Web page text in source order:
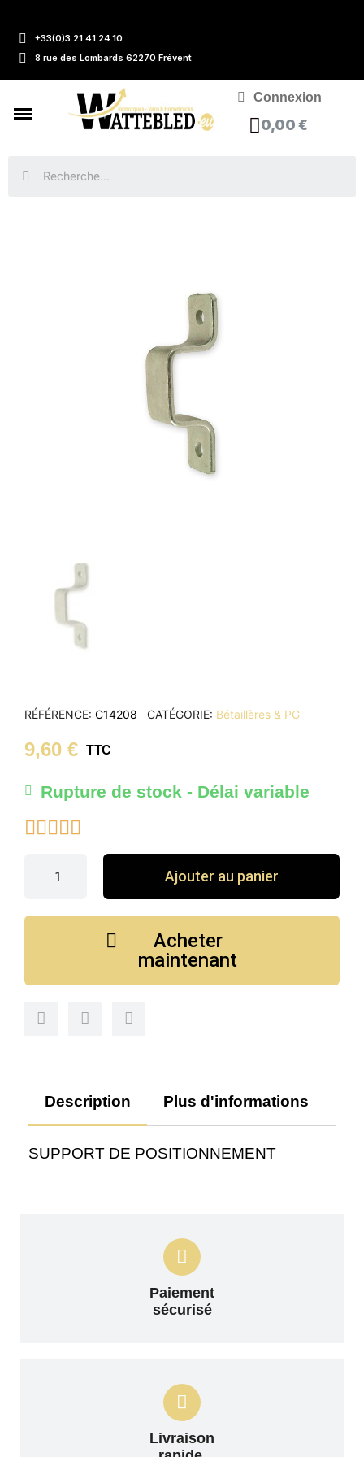
+33(0)3.21.41.24.10
8 rue des Lombards 62270 Frévent
Connexion
0,00 €
RÉFÉRENCE C14208 CATÉGORIE Bétaillères & PG
9,60 € TTC
Rupture de stock - Délai variable

Ajouter au panier
Acheter
maintenant
Description Plus d'informations
SUPPORT DE POSITIONNEMENT
Paiement
sécurisé
Livraison